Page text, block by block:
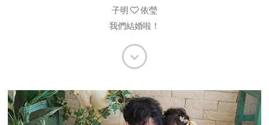
子明
依瑩
我們結婚啦！